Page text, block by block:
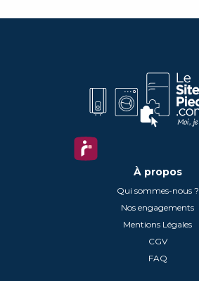
À propos
Qui sommes-nous ?
Nos engagements
Mentions Légales
CGV
FAQ